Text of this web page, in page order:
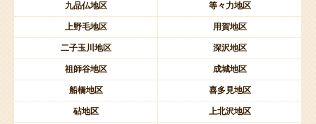
九品仏地区 等々力地区
上野毛地区 用賀地区
二子玉川地区 深沢地区
祖師谷地区 成城地区
船橋地区 喜多見地区
砧地区 上北沢地区